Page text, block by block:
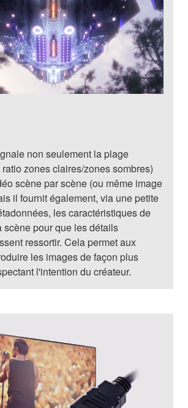
non seulement la plage
zones claires/zones sombres)
scène par scène (ou même image
il fournit également, via une petite
les caractéristiques de
scène pour que les détails
ressortir. Cela permet aux
les images de façon plus
l'intention du créateur.